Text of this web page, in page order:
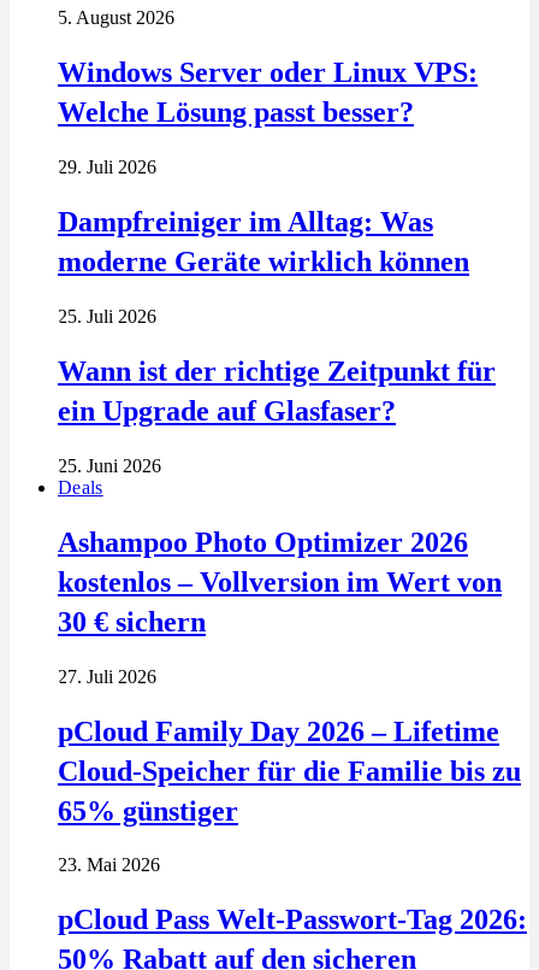
5. August 2026
Windows Server oder Linux VPS:
Welche Lösung passt besser?
29. Juli 2026
Dampfreiniger im Alltag: Was
moderne Geräte wirklich können
25. Juli 2026
Wann ist der richtige Zeitpunkt für
ein Upgrade auf Glasfaser?
25. Juni 2026
Deals
Ashampoo Photo Optimizer 2026
kostenlos – Vollversion im Wert von
30 € sichern
27. Juli 2026
pCloud Family Day 2026 – Lifetime
Cloud-Speicher für die Familie bis zu
65% günstiger
23. Mai 2026
pCloud Pass Welt-Passwort-Tag 2026:
50% Rabatt auf den sicheren